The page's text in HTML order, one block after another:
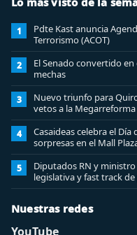
1
Pdte Kast anuncia
Terrorismo (ACOT)
2
El Senado convertido
mechas
3
Nuevo triunfo para
vetos a la Megarreforma
4
Casaideas celebra el
sorpresas en el Mall
5
Diputados RN y
legislativa y fast track
Nuestras redes
YouTube